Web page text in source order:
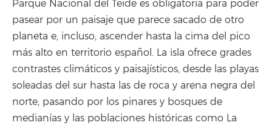
Parque Nacional del Teide es obligatoria para poder
pasear por un paisaje que parece sacado de otro
planeta e, incluso, ascender hasta la cima del pico
más alto en territorio español. La isla ofrece grades
contrastes climáticos y paisajísticos, desde las playas
soleadas del sur hasta las de roca y arena negra del
norte, pasando por los pinares y bosques de
medianías y las poblaciones históricas como La